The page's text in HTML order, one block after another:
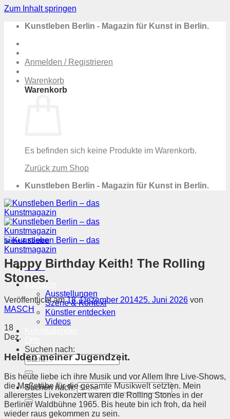
Zum Inhalt springen
Kunstleben Berlin - Magazin für Kunst in Berlin.
Anmelden / Registrieren
Warenkorb
Warenkorb
Es befinden sich keine Produkte im Warenkorb.
Zurück zum Shop
Kunstleben Berlin - Magazin für Kunst in Berlin.
Menü
Magazin
Ausstellungen
Szene & Kontext
Künstler entdecken
Videos
Suchen nach:
Suchen nach:
Szene & Kontext
Happy Birthday Keith! The Rolling
Stones.
Veröffentlicht am18. Dezember 201425. Juni 2026 von
MASCH
18
Dez.
Helden meiner Jugendzeit.
Bis heute liebe ich ihre Musik und vor Allem Ihre Live-Shows,
die Maßstäbe für die gesamte Musikwelt setzten. Mein
allererstes Livekonzert waren die Rolling Stones in der
Berliner Waldbühne 1965. Bis heute bin ich froh, da heil
wieder raus gekommen zu sein.